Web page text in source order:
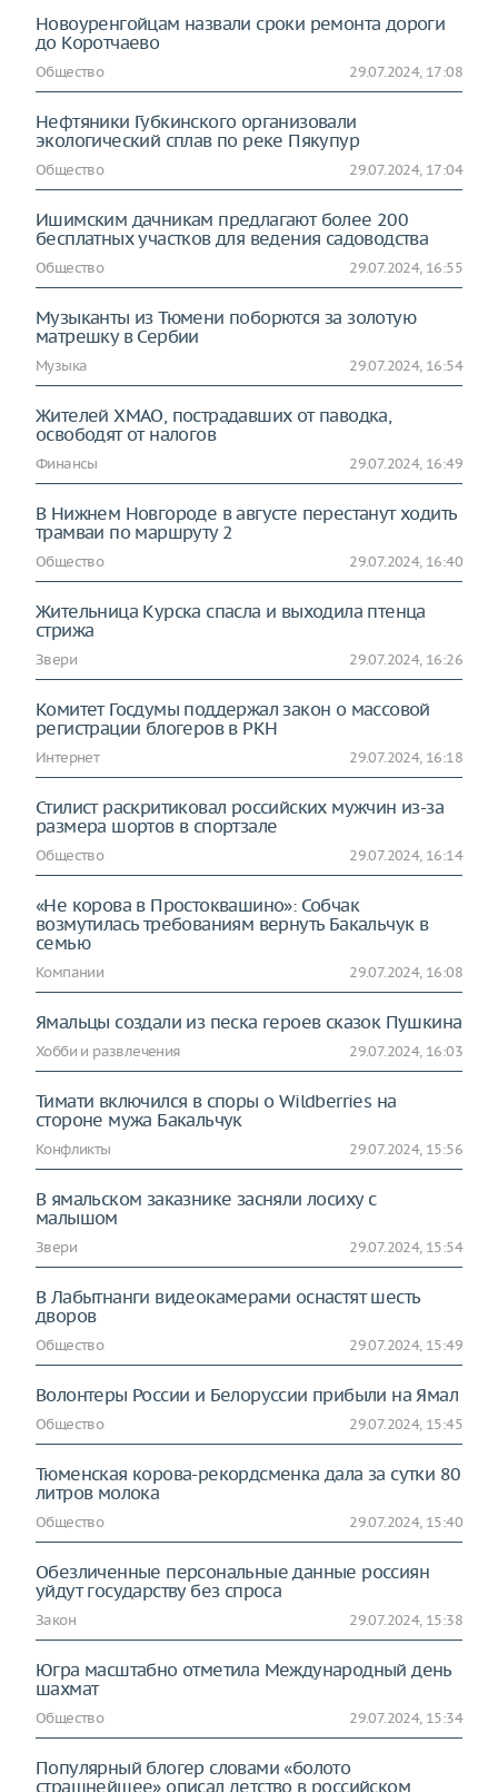
Новоуренгойцам назвали сроки ремонта дороги
до Коротчаево
Общество 29.07.2024, 17:08
Нефтяники Губкинского организовали
экологический сплав по реке Пякупур
Общество 29.07.2024, 17:04
Ишимским дачникам предлагают более 200
бесплатных участков для ведения садоводства
Общество 29.07.2024, 16:55
Музыканты из Тюмени поборются за золотую
матрешку в Сербии
Музыка 29.07.2024, 16:54
Жителей ХМАО, пострадавших от паводка,
освободят от налогов
Финансы 29.07.2024, 16:49
В Нижнем Новгороде в августе перестанут ходить
трамваи по маршруту 2
Общество 29.07.2024, 16:40
Жительница Курска спасла и выходила птенца
стрижа
Звери 29.07.2024, 16:26
Комитет Госдумы поддержал закон о массовой
регистрации блогеров в РКН
Интернет 29.07.2024, 16:18
Стилист раскритиковал российских мужчин из-за
размера шортов в спортзале
Общество 29.07.2024, 16:14
«Не корова в Простоквашино»: Собчак
возмутилась требованиям вернуть Бакальчук в
семью
Компании 29.07.2024, 16:08
Ямальцы создали из песка героев сказок Пушкина
Хобби и развлечения 29.07.2024, 16:03
Тимати включился в споры о Wildberries на
стороне мужа Бакальчук
Конфликты 29.07.2024, 15:56
В ямальском заказнике засняли лосиху с
малышом
Звери 29.07.2024, 15:54
В Лабытнанги видеокамерами оснастят шесть
дворов
Общество 29.07.2024, 15:49
Волонтеры России и Белоруссии прибыли на Ямал
Общество 29.07.2024, 15:45
Тюменская корова-рекордсменка дала за сутки 80
литров молока
Общество 29.07.2024, 15:40
Обезличенные персональные данные россиян
уйдут государству без спроса
Закон 29.07.2024, 15:38
Югра масштабно отметила Международный день
шахмат
Общество 29.07.2024, 15:34
Популярный блогер словами «болото
страшнейшее» описал детство в российском